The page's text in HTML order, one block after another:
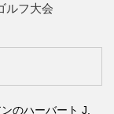
ルフ大会
のハーバート J.